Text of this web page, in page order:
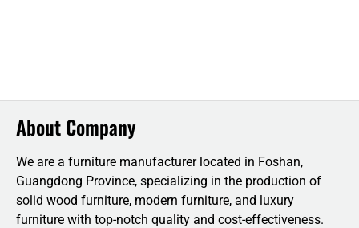
About Company
We are a furniture manufacturer located in Foshan,
Guangdong Province, specializing in the production of
solid wood furniture, modern furniture, and luxury
furniture with top-notch quality and cost-effectiveness.